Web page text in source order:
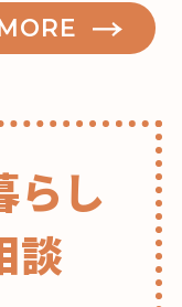
らし
談